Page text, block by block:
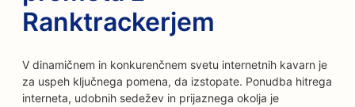
Ranktrackerjem
V dinamičnem in konkurenčnem svetu internetnih kavarn je
za uspeh ključnega pomena, da izstopate. Ponudba hitrega
interneta, udobnih sedežev in prijaznega okolja je